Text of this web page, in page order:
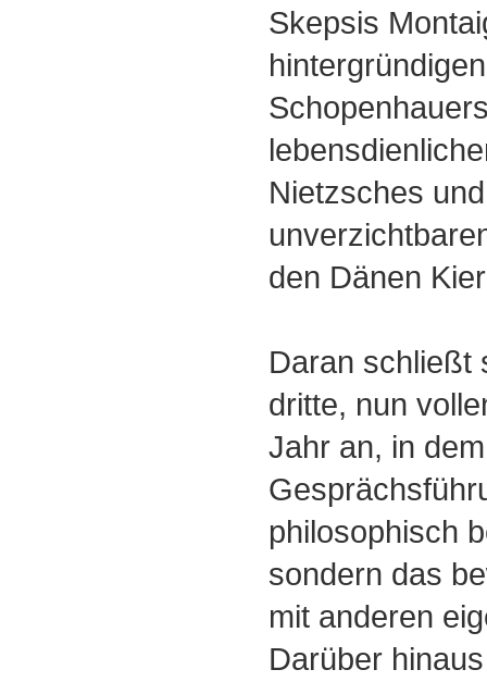
Skepsis
Nietzsches
den Dänen
Daran schließt
dritte, nun
Jahr an, in
philosophisch
sondern das
mit anderen
Darüber